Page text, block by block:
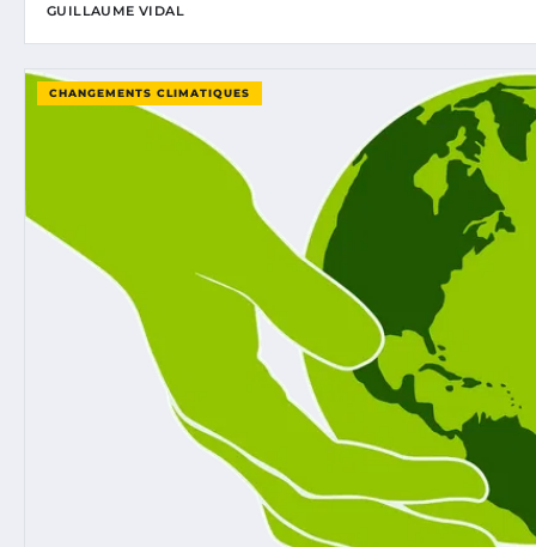
GUILLAUME VIDAL
CHANGEMENTS CLIMATIQUES